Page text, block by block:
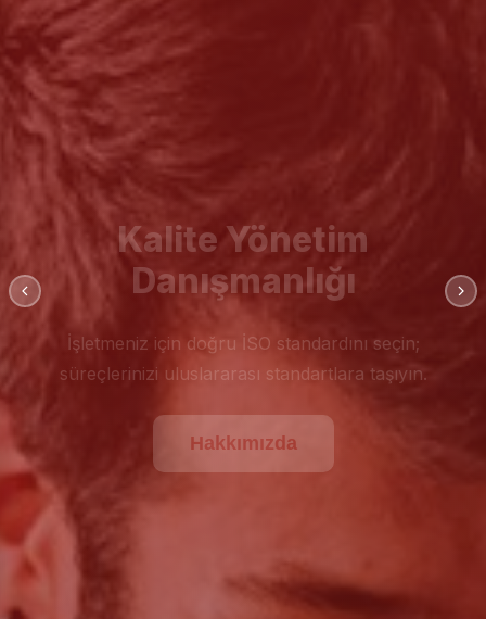
Kalite Yönetim
Danışmanlığı
İşletmeniz için doğru İSO standardını seçin;
süreçlerinizi uluslararası standartlara taşıyın.
Hakkımızda